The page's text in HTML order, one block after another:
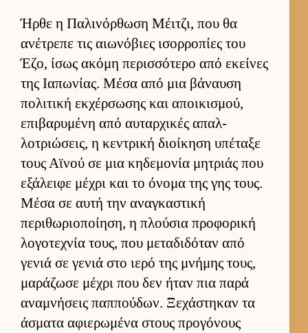
Ήρθε η Παλινόρ­θωση Μέιτζι, που θα
ανέτρεπε τις αιω­νόβιες ισορ­ροπίες του
Έζο, ίσως ακόμη περισ­σότερο από εκεί­νες
της Ια­πωνίας. Μέσα από μια βάναυση
πολιτική εκ­χέρ­σωσης και αποι­κισμού,
επιβαρυμένη από αυ­ταρ­χικές απαλ­
λοτριώσεις, η κεντρική διοί­κηση υπέταξε
τους Αϊνού σε μια κηδεμονία μητριάς που
εξάλειφε μέχρι και το όνομα της γης τους.
Μέσα σε αυτή την αναγκαστική
περιθωριο­ποί­ηση, η πλού­σια προφορική
λογοτεχνία τους, που μεταδιδόταν από
γενιά σε γενιά στο ιερό της μνήμης τους,
μαράζωσε μέχρι που δεν ήταν πια παρά
αναμνήσεις παπ­πού­δων. Ξεχάστηκαν τα
άσματα αφιε­ρωμένα στους προγόνους